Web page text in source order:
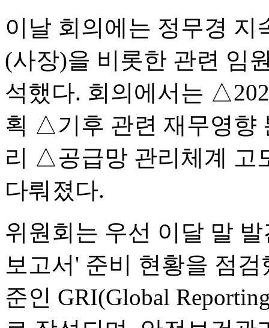
이날 회의에는 정무경
(사장)을 비롯한 관련 임
석했다. 회의에서는
획 △기후 관련 재무영향
리 △공급망 관리체계 고
다뤄졌다.
위원회는 우선 이달 말
보고서' 준비 현황을 점
준인 GRI(Global